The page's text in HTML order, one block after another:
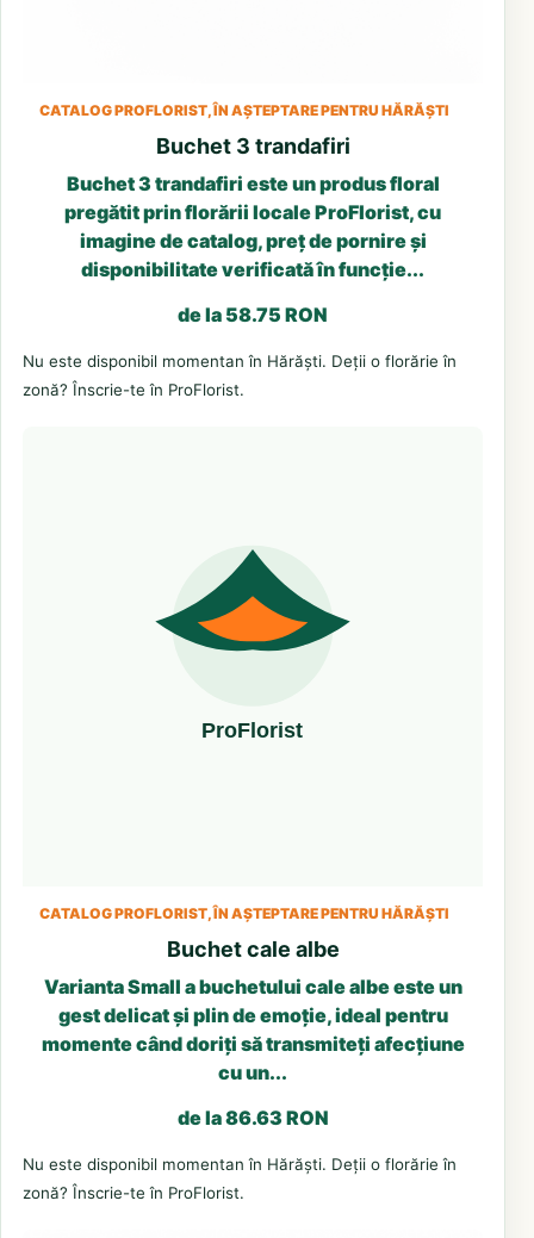
CATALOG PROFLORIST, ÎN AȘTEPTARE PENTRU HĂRĂȘTI
Buchet 3 trandafiri
Buchet 3 trandafiri este un produs floral
pregătit prin florării locale ProFlorist, cu
imagine de catalog, preț de pornire și
disponibilitate verificată în funcție...
de la 58.75 RON
Nu este disponibil momentan în Hărăști. Deții o florărie în
zonă? Înscrie-te în ProFlorist.
CATALOG PROFLORIST, ÎN AȘTEPTARE PENTRU HĂRĂȘTI
Buchet cale albe
Varianta Small a buchetului cale albe este un
gest delicat și plin de emoție, ideal pentru
momente când doriți să transmiteți afecțiune
cu un...
de la 86.63 RON
Nu este disponibil momentan în Hărăști. Deții o florărie în
zonă? Înscrie-te în ProFlorist.